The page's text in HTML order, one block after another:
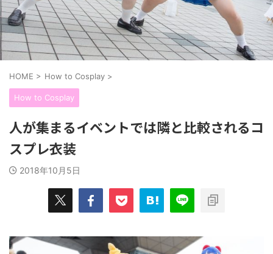
HOME > How to Cosplay >
How to Cosplay
人が集まるイベントでは隣と比較されるコ
スプレ衣装
2018年10月5日